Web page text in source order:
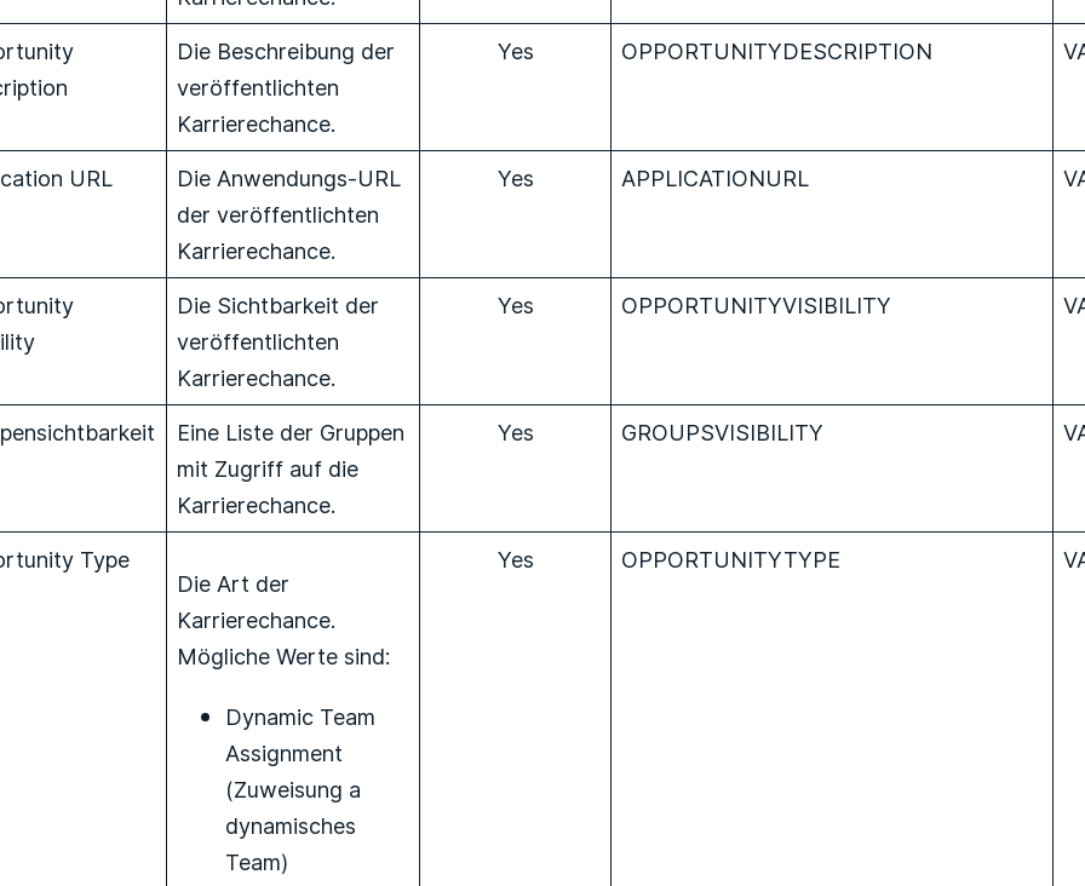
Die Beschreibung der
veröffentlichten
Karrierechance.
Yes OPPORTUNITYDESCRIPTION
URL
Die Anwendungs-URL
der veröffentlichten
Karrierechance.
Yes APPLICATIONURL
Die Sichtbarkeit der
veröffentlichten
Karrierechance.
Yes OPPORTUNITYVISIBILITY
Eine Liste der Gruppen
mit Zugriff auf die
Karrierechance.
Yes GROUPSVISIBILITY
Type
Die Art der
Karrierechance.
Mögliche Werte sind:
Dynamic Team
Assignment
(Zuweisung a
dynamisches
Team)
Yes OPPORTUNITYTYPE